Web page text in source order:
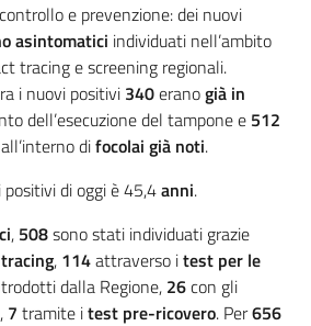
e prevenzione: dei nuovi
asintomatici individuati nell’ambito
tracing e screening regionali.
i nuovi positivi 340eranogià in
dell’esecuzione del tampone e 512
difocolai già noti.
di oggi è 45,4anni.
, 508sono stati individuati grazie
, 114attraverso itest per le
dalla Regione, 26con gli
, 7 tramite itest pre-ricovero. Per656